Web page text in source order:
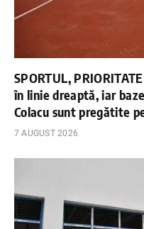
SPORTUL,
în linie dreaptă, iar
Colacu sunt pregătite
7 AUGUST 2026